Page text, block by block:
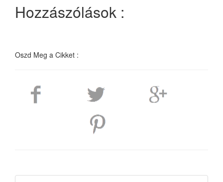
Hozzászólások :
Oszd Meg a Cikket :